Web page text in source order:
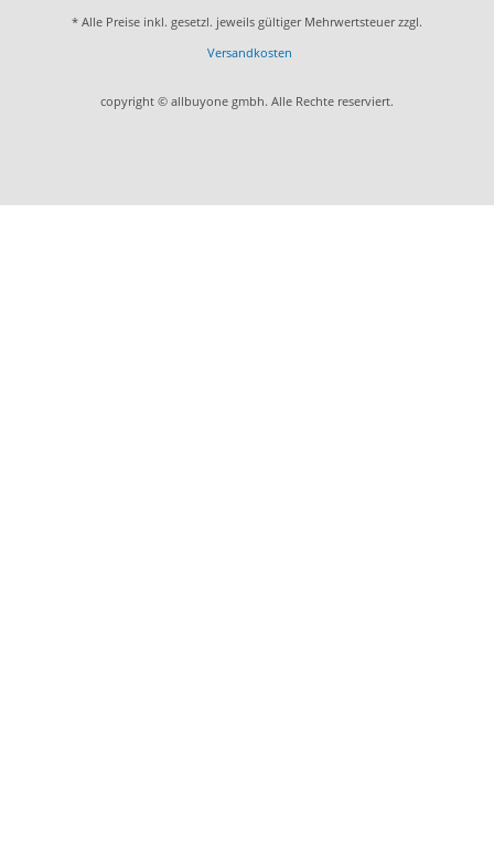
* Alle Preise inkl. gesetzl. jeweils gültiger Mehrwertsteuer zzgl.
Versandkosten
copyright © allbuyone gmbh. Alle Rechte reserviert.